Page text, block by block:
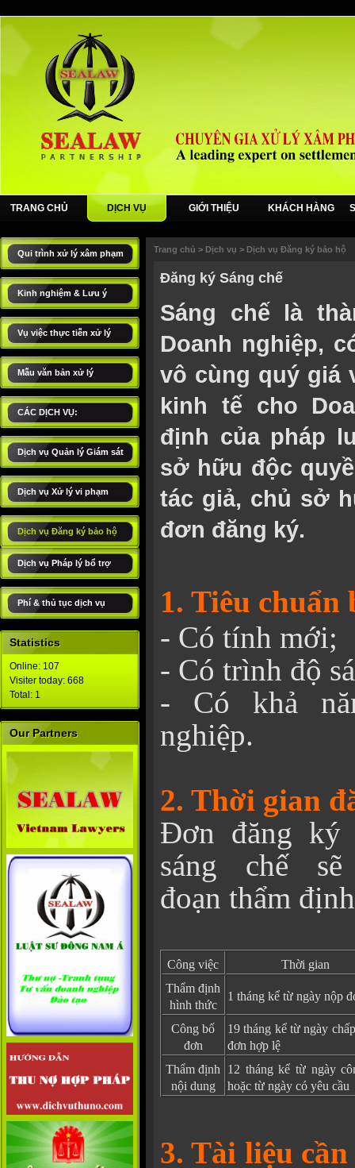
TRANG CHỦ DỊCH VỤ GIỚI THIỆU KHÁCH HÀNG
Qui trình xử lý xâm phạm
Kinh nghiệm & Lưu ý
Vụ việc thực tiễn xử lý
Mẫu văn bản xử lý
CÁC DỊCH VỤ:
Dịch vụ Quản lý Giám sát
Dịch vụ Xử lý vi phạm
Dịch vụ Đăng ký bảo hộ
Dịch vụ Pháp lý bổ trợ
Phí & thủ tục dịch vụ
Statistics
Online: 107
Visiter today: 668
Total: 1
Our Partners
Trang chủ > Dịch vụ > Dịch vụ Đăng ký bảo hộ
Đăng ký Sáng chế
Sáng chế là
Doanh nghiệp,
vô cùng quý giá
kinh tế cho
định của pháp
sở hữu độc
tác giả, chủ sở
đơn đăng ký.
1. Tiêu chuẩn
- Có tính mới;
- Có trình độ
- Có khả
nghiệp.
2. Thời gian
Đơn đăng ký
sáng chế
đoạn thẩm
Công việc
Thời gian
Thẩm định
hình thức
1 tháng kể từ ngày nộp
Công bố
đơn
19 tháng kể từ ngày
đơn hợp lệ
Thẩm định
nội dung
12 tháng kể từ ngày
hoặc từ ngày có yêu cầu
3. Tài liệu